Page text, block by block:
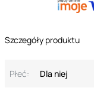
Szczegóły produktu
Płeć: Dla niej